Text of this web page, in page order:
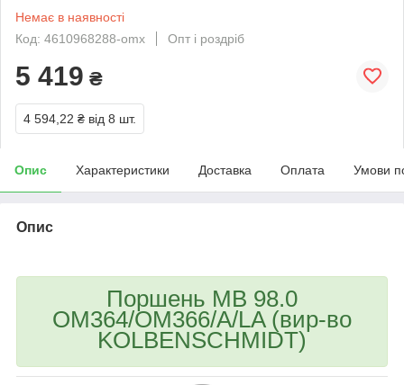
Немає в наявності
Код: 4610968288-omx
Опт і роздріб
5 419 ₴
4 594,22 ₴ від 8 шт.
Опис Характеристики Доставка Оплата Умови
Опис
Поршень MB 98.0
OM364/OM366/A/LA (вир-во
KOLBENSCHMIDT)